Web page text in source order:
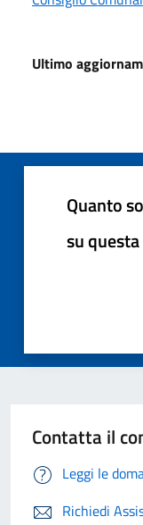
Ultimo
Quanto
su
Contatta il
Leggi le
Richiedi